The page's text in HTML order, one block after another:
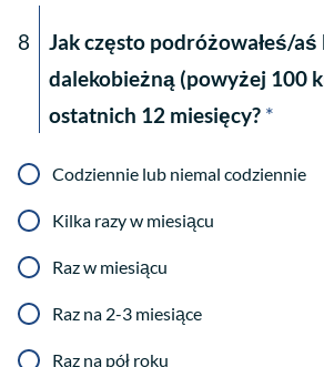
8
Jak często podróżowałeś/aś
dalekobieżną (powyżej 100
ostatnich 12 miesięcy? *
Codziennie lub niemal codziennie
Kilka razy w miesiącu
Raz w miesiącu
Raz na 2-3 miesiące
Raz na pół roku